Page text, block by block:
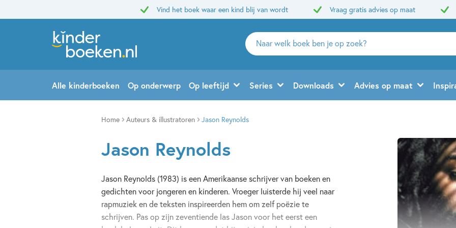
Vind het boek waar een kind blij van wordt Vraag gratis advies op maat
Zoeken
naar
en
uitgevers
Alle kinderboeken Op onderwerp Op leeftijd Series Downloads Advies op maat
Home Auteurs & illustratoren Jason Reynolds
Jason Reynolds
Jason Reynolds (1983) is een Amerikaanse schrijver van boeken en
gedichten voor jongeren en kinderen. Vroeger luisterde hij veel naar
rapmuziek en de teksten inspireerden hem om zelf poëzie te
schrijven. Pas op zijn zeventiende las Jason voor het eerst een